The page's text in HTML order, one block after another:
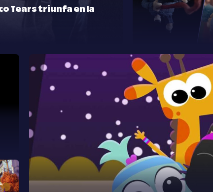
Tears triunfa en la